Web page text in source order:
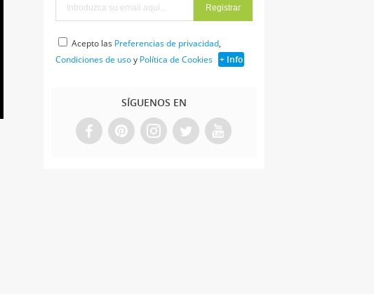
Acepto las Preferencias de privacidad,
Condiciones de usoy Política de Cookies + Info
SÍGUENOS EN